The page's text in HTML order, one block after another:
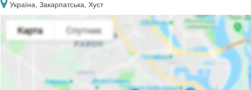
Україна, Закарпатська, Хуст